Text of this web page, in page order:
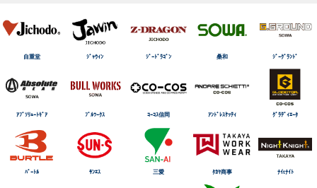
自重堂 ｼﾞｬｳｨﾝ ｼﾞｰﾄﾞﾗｺﾞﾝ 桑和 ｼﾞｰｸﾞﾗﾝﾄﾞ
ｱﾌﾞｿﾘｭｰﾄｷﾞｱ ﾌﾞﾙﾜｰｸｽ ｺｰｺｽ信岡 ｱﾝﾄﾞﾚｽｹｯﾃｨ ｸﾞﾗﾃﾞｨｴｰﾀ
ﾊﾞｰﾄﾙ ｻﾝｴｽ 三愛 ﾀｶﾔ商事 ﾅｲtﾅｲﾄ